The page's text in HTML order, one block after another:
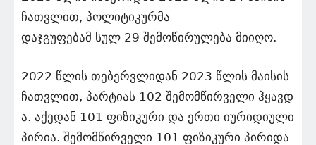
ჩათვლით, პოლიტიკურმა
დაჯგუფებამ სულ 29 შემოწირულება მიიღო.
2022 წლის თებერვლიდან 2023 წლის მაისის
ჩათვლით, პარტიას 102 შემომწირველი ჰყავდ
ა. აქედან 101 ფიზიკური და ერთი იურიდიული
პირია. შემომწირველი 101 ფიზიკური პირიდა